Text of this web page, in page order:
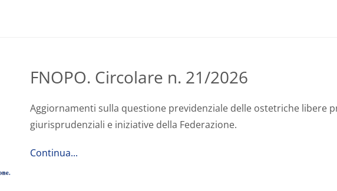
FNOPO. Circolare n. 21/2026
Aggiornamenti sulla questione previdenziale delle ostetriche libere
giurisprudenziali e iniziative della Federazione.
Continua...